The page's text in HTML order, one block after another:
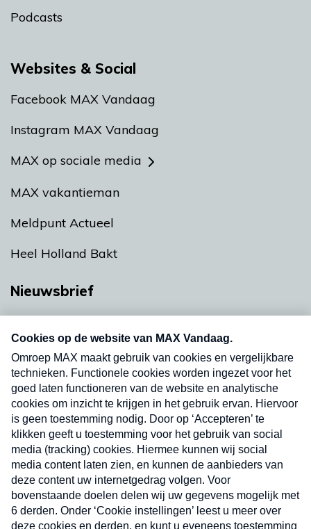
Podcasts
Websites & Social
Facebook MAX Vandaag
Instagram MAX Vandaag
MAX op sociale media
MAX vakantieman
Meldpunt Actueel
Heel Holland Bakt
Nieuwsbrief
nieuwsbrief. Elke vrijdag- en dinsdagochtend in
uw mailbox.
Verzend
Nieuwsbrief